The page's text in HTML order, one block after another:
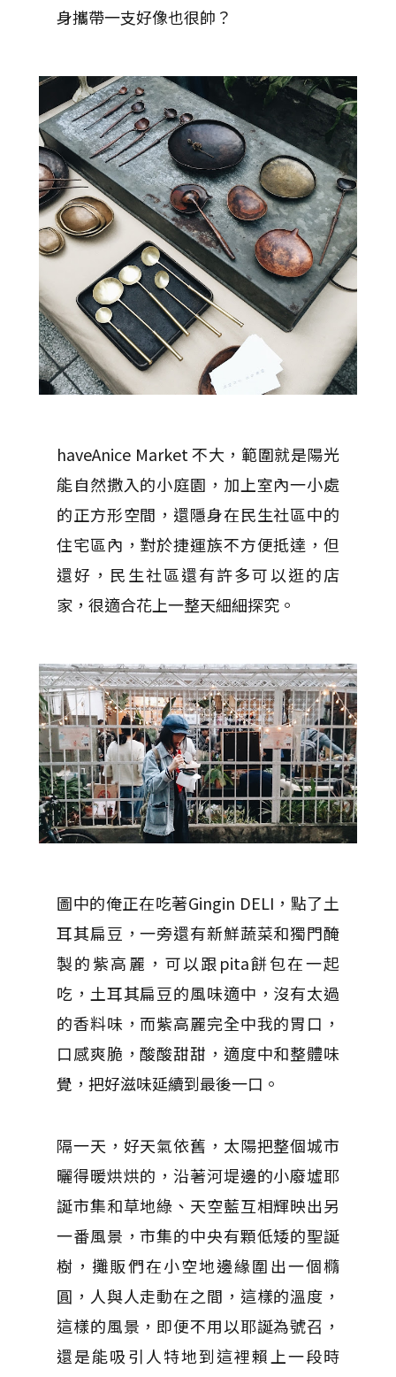
身攜帶一支好像也很帥？
haveAnice Market 不大，範圍就是陽光
能自然撒入的小庭園，加上室內一小處
的正方形空間，還隱身在民生社區中的
住宅區內，對於捷運族不方便抵達，但
還好，民生社區還有許多可以逛的店
家，很適合花上一整天細細探究。
圖中的俺正在吃著Gingin DELI，點了土
耳其扁豆，一旁還有新鮮蔬菜和獨門醃
製的紫高麗，可以跟pita餅包在一起
吃，土耳其扁豆的風味適中，沒有太過
的香料味，而紫高麗完全中我的胃口，
口感爽脆，酸酸甜甜，適度中和整體味
覺，把好滋味延續到最後一口。
隔一天，好天氣依舊，太陽把整個城市
曬得暖烘烘的，沿著河堤邊的小廢墟耶
誕市集和草地綠、天空藍互相輝映出另
一番風景，市集的中央有顆低矮的聖誕
樹，攤販們在小空地邊緣圍出一個橢
圓，人與人走動在之間，這樣的溫度，
這樣的風景，即便不用以耶誕為號召，
還是能吸引人特地到這裡賴上一段時